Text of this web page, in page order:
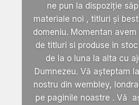
ne pun la dispoziție
materiale noi , titluri și
domeniu. Momentan
de titluri si produse in
de la o luna la alta cu
Dumnezeu. Vă așteptam
nostru din wembley,
pe paginile noastre . Vă